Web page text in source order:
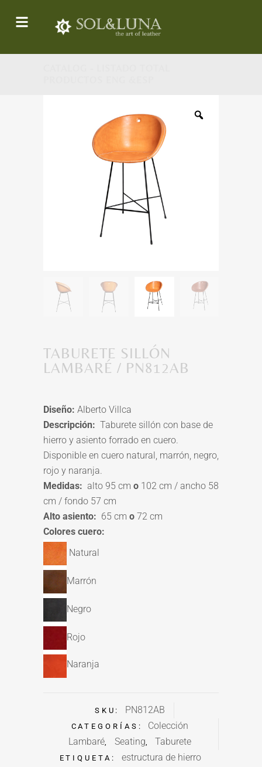
TABURETE SILLÓN
LAMBARÉ / PN812AB
Diseño: Alberto Villca
Descripción: Taburete sillón con base de
hierro y asiento forrado en cuero.
Disponible en cuero natural, marrón, negro,
rojo y naranja.
Medidas: alto 95 cm o 102 cm / ancho 58
cm / fondo 57 cm
Alto asiento: 65 cm o 72 cm
Colores cuero:
Natural
Marrón
Negro
Rojo
Naranja
SKU: PN812AB
CATEGORÍAS:
Colección
Lambaré, Seating, Taburete
ETIQUETA: estructura de hierro